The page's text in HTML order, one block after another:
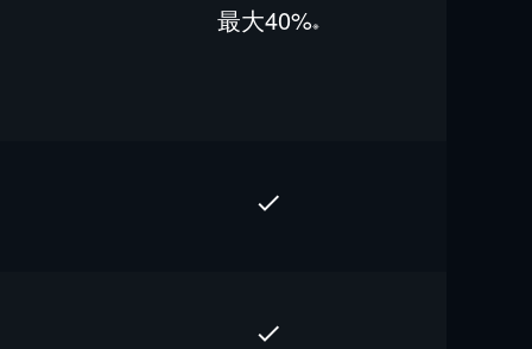
最⼤40%※